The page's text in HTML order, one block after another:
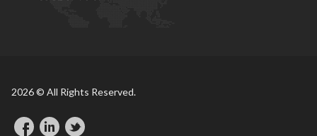
2026 © All Rights Reserved.